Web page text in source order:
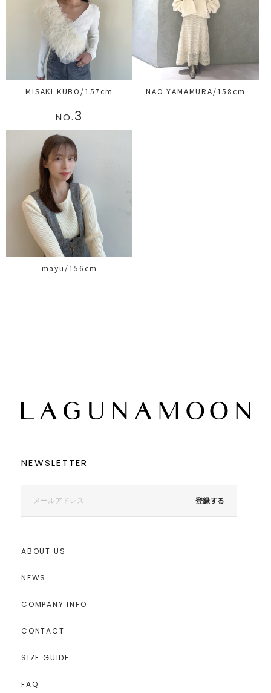
MISAKI KUBO/157cm NAO YAMAMURA/158cm
NO.3
mayu/156cm
NEWSLETTER
登録する
ABOUT US
NEWS
COMPANY INFO
CONTACT
SIZE GUIDE
FAQ